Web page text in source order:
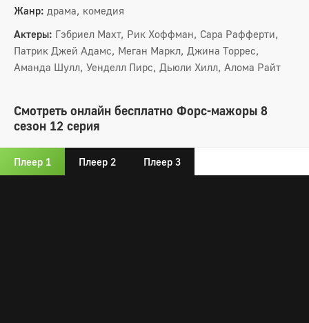
Жанр: драма, комедия
Актеры: Гэбриел Махт, Рик Хоффман, Сара Рафферти,
Патрик Джей Адамс, Меган Маркл, Джина Торрес,
Аманда Шулл, Уенделл Пирс, Дьюли Хилл, Алома Райт
Смотреть онлайн бесплатно Форс-мажоры 8
сезон 12 серия
Плеер 1 Плеер 2 Плеер 3